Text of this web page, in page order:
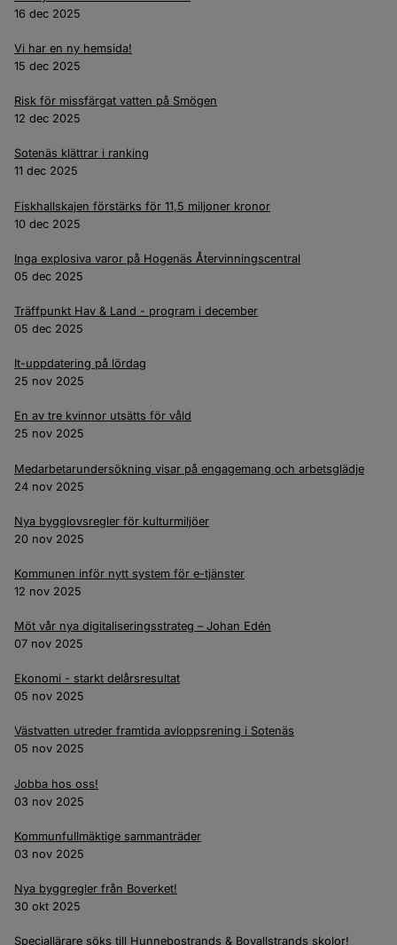
16 dec 2025
Vi har en ny hemsida!
15 dec 2025
Risk för missfärgat vatten på Smögen
12 dec 2025
Sotenäs klättrar i ranking
11 dec 2025
Fiskhallskajen förstärks för 11,5 miljoner kronor
10 dec 2025
Inga explosiva varor på Hogenäs Återvinningscentral
05 dec 2025
Träffpunkt Hav & Land - program i december
05 dec 2025
It-uppdatering på lördag
25 nov 2025
En av tre kvinnor utsätts för våld
25 nov 2025
Medarbetarundersökning visar på engagemang och arbetsglädje
24 nov 2025
Nya bygglovsregler för kulturmiljöer
20 nov 2025
Kommunen inför nytt system för e-tjänster
12 nov 2025
Möt vår nya digitaliseringsstrateg – Johan Edén
07 nov 2025
Ekonomi - starkt delårsresultat
05 nov 2025
Västvatten utreder framtida avloppsrening i Sotenäs
05 nov 2025
Jobba hos oss!
03 nov 2025
Kommunfullmäktige sammanträder
03 nov 2025
Nya byggregler från Boverket!
30 okt 2025
Speciallärare söks till Hunnebostrands & Bovallstrands skolor!